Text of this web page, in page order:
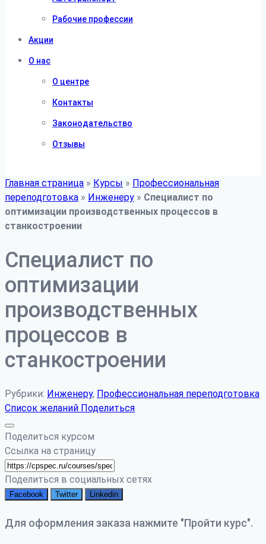
Рабочие профессии
Акции
О нас
О центре
Контакты
Законодательство
Отзывы
Главная страница » Курсы » Профессиональная
переподготовка » Инженеру » Специалист по
оптимизации производственных процессов в
станкостроении
Специалист по
оптимизации
производственных
процессов в
станкостроении
Рубрики: Инженеру, Профессиональная переподготовка
Список желаний Поделиться
Поделиться курсом
Ссылка на страницу
Поделиться в социальных сетях
Facebook Twitter Linkedin
Для оформления заказа нажмите "Пройти курс".